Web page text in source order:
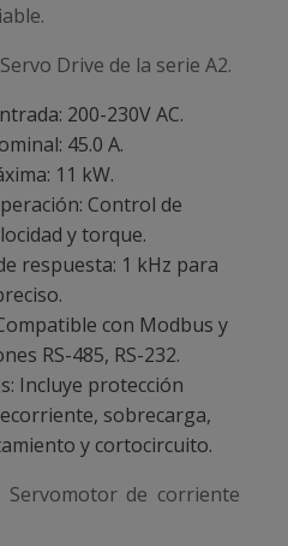
Servo Drive de la serie A2.
200-230V AC.
45.0 A.
11 kW.
Control de
y torque.
respuesta: 1 kHz para
con Modbus y
RS-485, RS-232.
Incluye protección
sobrecarga,
y cortocircuito.
Servomotor de corriente